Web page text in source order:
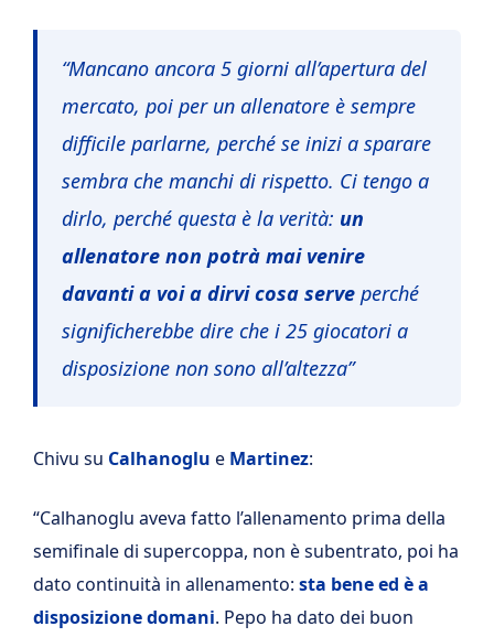
“Mancano ancora 5 giorni all’apertura del
mercato, poi per un allenatore è sempre
difficile parlarne, perché se inizi a sparare
sembra che manchi di rispetto. Ci tengo a
dirlo, perché questa è la verità: un
allenatore non potrà mai venire
davanti a voi a dirvi cosa serve perché
significherebbe dire che i 25 giocatori a
disposizione non sono all’altezza”
Chivu su Calhanoglu e Martinez:
“Calhanoglu aveva fatto l’allenamento prima della
semifinale di supercoppa, non è subentrato, poi ha
dato continuità in allenamento: sta bene ed è a
disposizione domani. Pepo ha dato dei buon